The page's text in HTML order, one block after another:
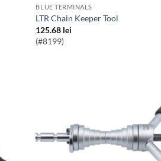
BLUE TERMINALS
LTR Chain Keeper Tool
125.68 lei
(#8199)